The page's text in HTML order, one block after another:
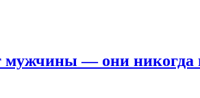
— они никогда